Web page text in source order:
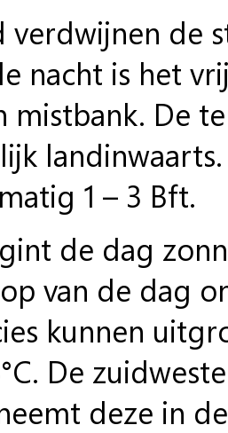
verdwijnen de
nacht is het
mistbank. De
1 – 3 Bft.
de dag
van de dag
kunnen
De
deze in